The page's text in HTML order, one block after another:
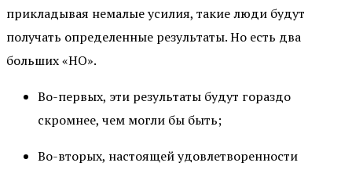
прикладывая немалые усилия, такие люди будут
получать определенные результаты. Но есть два
больших «НО».
Во-первых, эти результаты будут гораздо
скромнее, чем могли бы быть;
Во-вторых, настоящей удовлетворенности